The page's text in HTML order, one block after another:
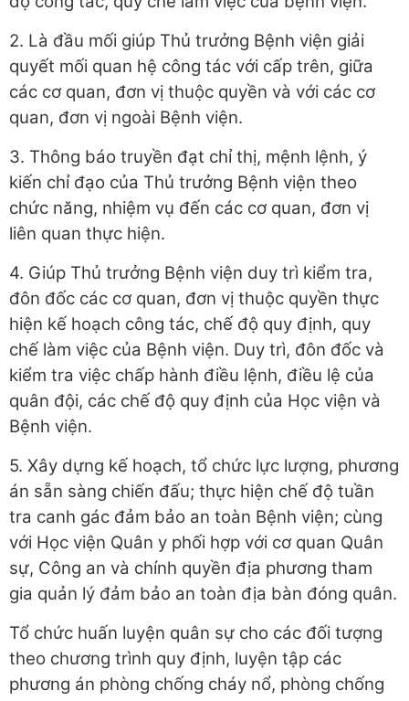
2. Là đầu mối giúp Thủ trưởng Bệnh viện giải
quyết mối quan hệ công tác với cấp trên, giữa
các cơ quan, đơn vị thuộc quyền và với các cơ
quan, đơn vị ngoài Bệnh viện.
3. Thông báo truyền đạt chỉ thị, mệnh lệnh, ý
kiến chỉ đạo của Thủ trưởng Bệnh viện theo
chức năng, nhiệm vụ đến các cơ quan, đơn vị
liên quan thực hiện.
4. Giúp Thủ trưởng Bệnh viện duy trì kiểm tra,
đôn đốc các cơ quan, đơn vị thuộc quyền thực
hiện kế hoạch công tác, chế độ quy định, quy
chế làm việc của Bệnh viện. Duy trì, đôn đốc và
kiểm tra việc chấp hành điều lệnh, điều lệ của
quân đội, các chế độ quy định của Học viện và
Bệnh viện.
5. Xây dựng kế hoạch, tổ chức lực lượng, phương
án sẵn sàng chiến đấu; thực hiện chế độ tuần
tra canh gác đảm bảo an toàn Bệnh viện; cùng
với Học viện Quân y phối hợp với cơ quan Quân
sự, Công an và chính quyền địa phương tham
gia quản lý đảm bảo an toàn địa bàn đóng quân.
Tổ chức huấn luyện quân sự cho các đối tượng
theo chương trình quy định, luyện tập các
phương án phòng chống cháy nổ, phòng chống